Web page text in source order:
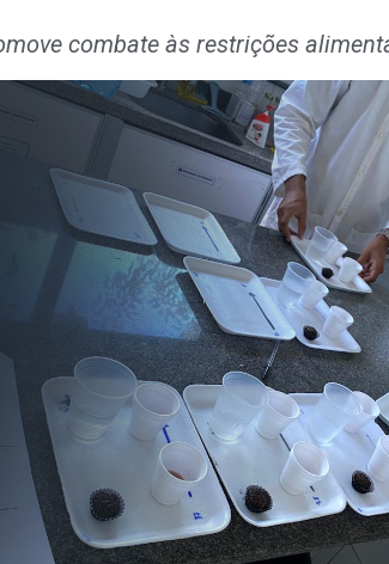
combate às restrições